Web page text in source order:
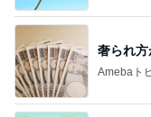
奢られ
Amebaト